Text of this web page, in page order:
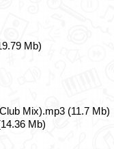
Mb)
Mix).mp3 (11.7 Mb)
Mb)